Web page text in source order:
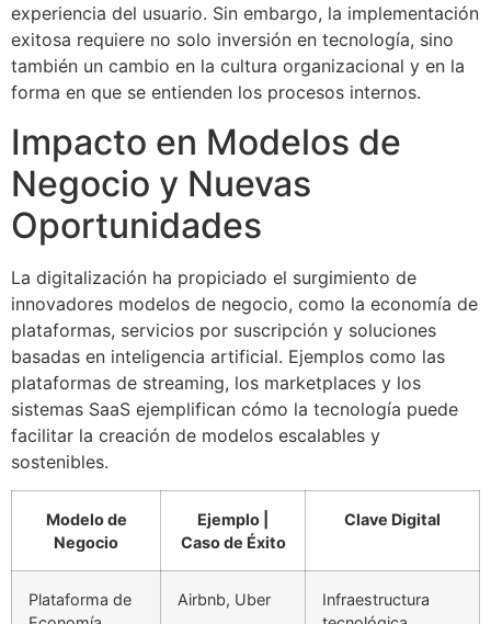
experiencia del usuario. Sin embargo, la implementación
exitosa requiere no solo inversión en tecnología, sino
también un cambio en la cultura organizacional y en la
forma en que se entienden los procesos internos.
Impacto en Modelos de
Negocio y Nuevas
Oportunidades
La digitalización ha propiciado el surgimiento de
innovadores modelos de negocio, como la economía de
plataformas, servicios por suscripción y soluciones
basadas en inteligencia artificial. Ejemplos como las
plataformas de streaming, los marketplaces y los
sistemas SaaS ejemplifican cómo la tecnología puede
facilitar la creación de modelos escalables y
sostenibles.
Modelo de
Negocio
Ejemplo |
Caso de Éxito
Clave Digital
Plataforma de
Airbnb, Uber
Infraestructura